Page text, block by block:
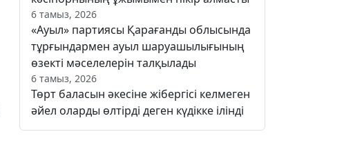
6 тамыз, 2026
«Ауыл» партиясы Қарағанды облысында
тұрғындармен ауыл шаруашылығының
өзекті мәселелерін талқылады
6 тамыз, 2026
Төрт баласын әкесіне жібергісі келмеген
әйел оларды өлтірді деген күдікке ілінді